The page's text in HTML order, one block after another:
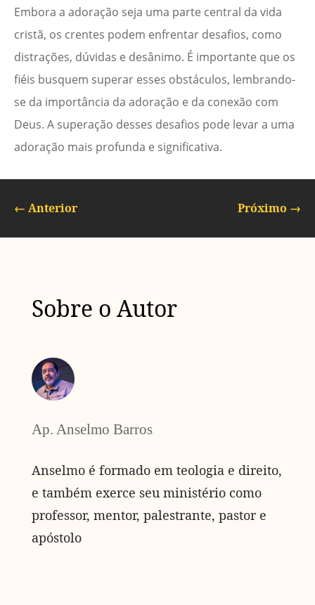
Embora a adoração seja uma parte central da vida
cristã, os crentes podem enfrentar desafios, como
distrações, dúvidas e desânimo. É importante que os
fiéis busquem superar esses obstáculos, lembrando-
se da importância da adoração e da conexão com
Deus. A superação desses desafios pode levar a uma
adoração mais profunda e significativa.
← Anterior Próximo →
Sobre o Autor
Ap. Anselmo Barros
Anselmo é formado em teologia e direito,
e também exerce seu ministério como
professor, mentor, palestrante, pastor e
apóstolo